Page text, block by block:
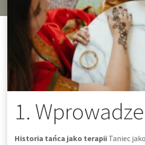
1.
Historia tańca jako terapii Taniec